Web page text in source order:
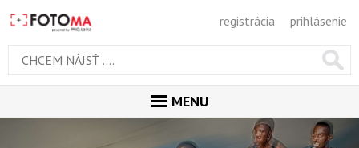
registrácia prihlásenie
MENU